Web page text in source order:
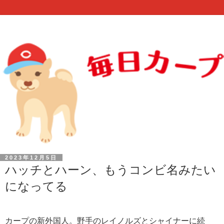
2023年12月5日
ハッチとハーン、もうコンビ名みたい
になってる
カープの新外国人。野手のレイノルズとシャイナーに続